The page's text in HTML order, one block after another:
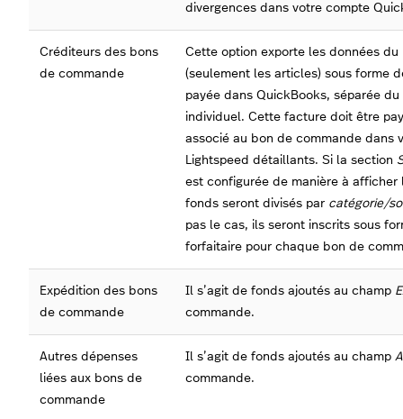
divergences dans votre compte
Créditeurs des bons
de commande
Cette option exporte les données
(seulement les articles) sous forme
payée dans QuickBooks, séparée
individuel. Cette facture doit être
associé au bon de commande dans
Lightspeed détaillants. Si la section
est configurée de manière à
fonds seront divisés par catégorie/
pas le cas, ils seront inscrits sous
forfaitaire pour chaque bon de
Expédition des bons
de commande
Il s’agit de fonds ajoutés au champ
commande.
Autres dépenses
liées aux bons de
commande
Il s’agit de fonds ajoutés au champ
commande.